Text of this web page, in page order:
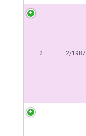
2 2/1987